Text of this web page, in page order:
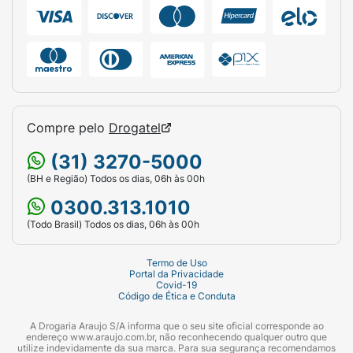
testes em animais em nenhum lugar do
mundo. Conheça também as demais variantes
da linha de sabonetes esfoliantes Dove
Beauty Scrub. *Sem agentes de limpeza com
Compre pelo Drogatel
(31) 3270-5000
(BH e Região) Todos os dias, 06h às 00h
0300.313.1010
(Todo Brasil) Todos os dias, 06h às 00h
Termo de Uso
Portal da Privacidade
Covid-19
Código de Ética e Conduta
A Drogaria Araujo S/A informa que o seu site oficial corresponde ao
endereço www.araujo.com.br, não reconhecendo qualquer outro que
utilize indevidamente da sua marca. Para sua segurança recomendamos